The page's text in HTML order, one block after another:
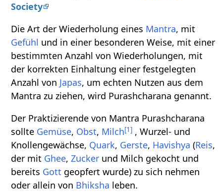
Society
Die Art der Wiederholung eines Mantra, mit
Gefühl und in einer besonderen Weise, mit einer
bestimmten Anzahl von Wiederholungen, mit
der korrekten Einhaltung einer festgelegten
Anzahl von Japas, um echten Nutzen aus dem
Mantra zu ziehen, wird Purashcharana genannt.
Der Praktizierende von Mantra Purashcharana
sollte Gemüse, Obst, Milch[1] , Wurzel- und
Knollengewächse, Quark, Gerste, Havishya (Reis,
der mit Ghee,Zucker und Milch gekocht und
bereits Gott geopfert wurde) zu sich nehmen
oder allein von Bhiksha leben.